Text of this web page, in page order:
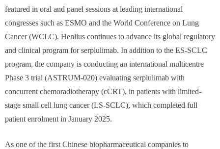
featured in oral and panel sessions at leading international
congresses such as ESMO and the World Conference on Lung
Cancer (WCLC). Henlius continues to advance its global regulatory
and clinical program for serplulimab. In addition to the ES-SCLC
program, the company is conducting an international multicentre
Phase 3 trial (ASTRUM-020) evaluating serplulimab with
concurrent chemoradiotherapy (cCRT), in patients with limited-
stage small cell lung cancer (LS-SCLC), which completed full
patient enrolment in January 2025.
As one of the first Chinese biopharmaceutical companies to